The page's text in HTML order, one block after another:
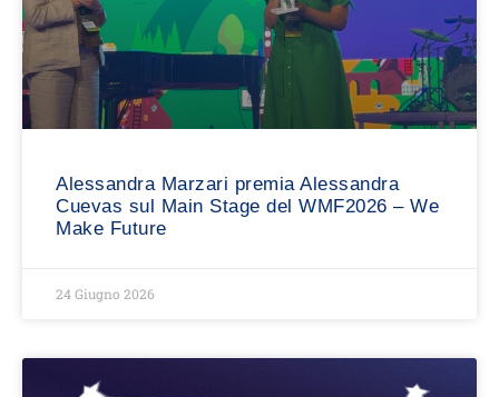
Alessandra Marzari premia Alessandra
Cuevas sul Main Stage del WMF2026 – We
Make Future
24 Giugno 2026